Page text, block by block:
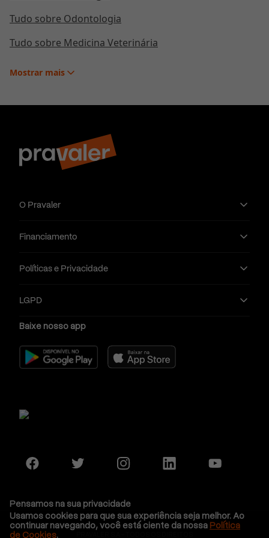
Tudo sobre Odontologia
Tudo sobre Medicina Veterinária
Mostrar mais
O Pravaler
Financiamento
Políticas e Privacidade
LGPD
Baixe nosso app
Pensamos na sua privacidade
Usamos cookies para que sua experiência seja melhor. Ao
continuar navegando, você está ciente da nossa Política
de Cookies.